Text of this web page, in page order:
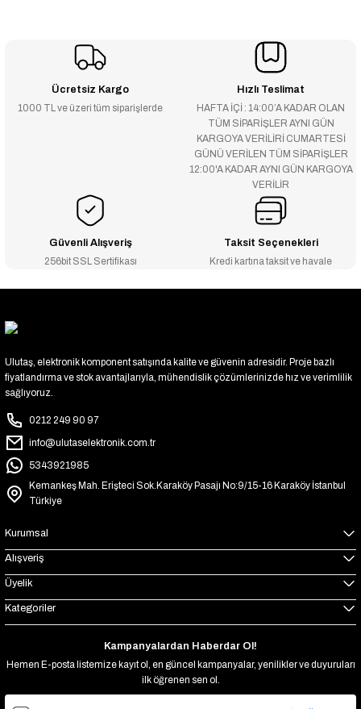
Ücretsiz Kargo
1000 TL ve üzeri tüm siparişlerde
Hızlı Teslimat
HAFTA İÇİ : 14:00’A KADAR OLAN
TÜM SİPARİŞLER AYNI GÜN
KARGOYA VERİLİRİ CUMARTESİ
GÜNÜ VERİLEN TÜM SİPARİŞLER
12:00'A KADAR AYNI GÜN KARGOYA
VERİLİR
Güvenli Alışveriş
256bit SSL Sertifikası
Taksit Seçenekleri
Kredi kartına taksit ve havale
Ulutaş, elektronik komponent satışında kalite ve güvenin adresidir. Proje bazlı
fiyatlandırma ve stok avantajlarıyla, mühendislik çözümlerinizde hız ve verimlilik
sağlıyoruz.
0212 249 90 97
info@ulutaselektronik.com.tr
5343921985
Kemankeş Mah. Erişteci Sok.Karaköy Pasajı No:9/15-16 Karaköy İstanbul
Türkiye
Kurumsal
Alışveriş
Üyelik
Kategoriler
Kampanyalardan Haberdar Ol!
Hemen E-posta listemize kayıt ol, en güncel kampanyalar, yenilikler ve duyuruları
ilk öğrenen sen ol.